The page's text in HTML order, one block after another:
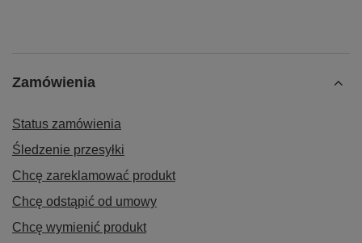
Zamówienia
Status zamówienia
Śledzenie przesyłki
Chcę zareklamować produkt
Chcę odstąpić od umowy
Chcę wymienić produkt